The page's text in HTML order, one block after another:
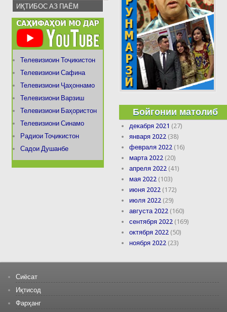
ИҚТИБОС АЗ ПАЁМ
Телевизиоин Тоҷикистон
Телевизиони Сафина
Телевизиони Ҷаҳоннамо
Телевизиони Варзиш
Телевизиони Баҳористон
Телевизиони Синамо
Радиои Тоҷикистон
Садои Душанбе
Бойгонии матолиб
декабря 2021 (27)
января 2022 (38)
февраля 2022 (16)
марта 2022 (20)
апреля 2022 (41)
мая 2022 (103)
июня 2022 (172)
июля 2022 (29)
августа 2022 (160)
сентября 2022 (169)
октября 2022 (50)
ноября 2022 (23)
Сиёсат
Иқтисод
Фарҳанг